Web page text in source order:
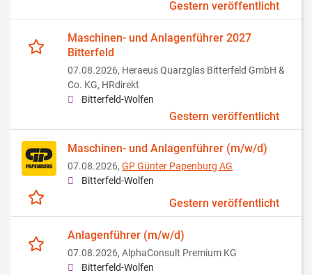
Gestern veröffentlicht
Maschinen- und Anlagenführer 2027
Bitterfeld
07.08.2026, Heraeus Quarzglas Bitterfeld GmbH &
Co. KG, HRdirekt
Bitterfeld-Wolfen
Gestern veröffentlicht
Maschinen- und Anlagenführer (m/w/d)
07.08.2026, GP Günter Papenburg AG
Bitterfeld-Wolfen
Gestern veröffentlicht
Anlagenführer (m/w/d)
07.08.2026, AlphaConsult Premium KG
Bitterfeld-Wolfen